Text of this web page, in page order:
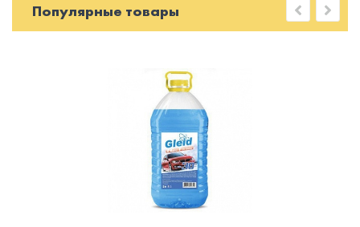
Популярные товары